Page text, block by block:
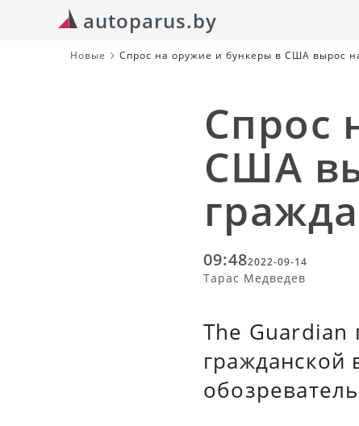
autoparus.by
Новые Спрос на оружие и бункеры в США вырос
Спрос
США
09:482022-09-14
Тарас Медведев
The Guardian
гражданской